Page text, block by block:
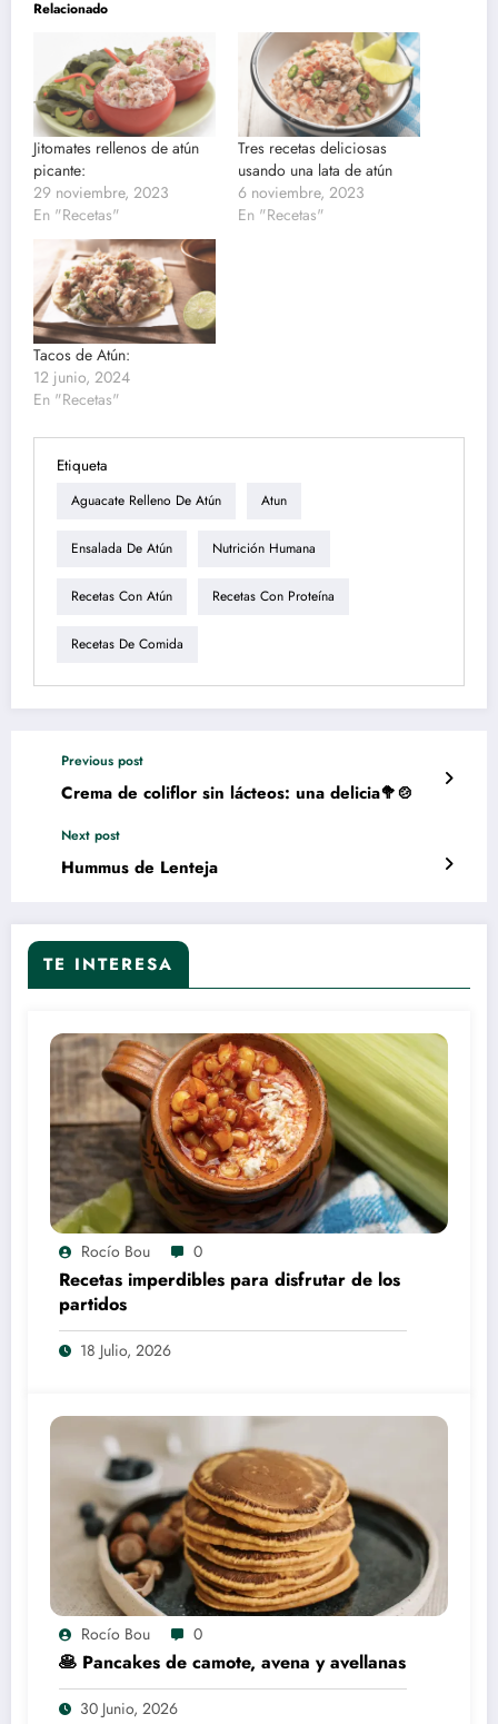
Relacionado
Jitomates rellenos de atún
picante:
29 noviembre, 2023
En "Recetas"
Tres recetas deliciosas
usando una lata de atún
6 noviembre, 2023
En "Recetas"
Tacos de Atún:
12 junio, 2024
En "Recetas"
Etiqueta
Aguacate Relleno De Atún Atun
Ensalada De Atún Nutrición Humana
Recetas Con Atún Recetas Con Proteína
Recetas De Comida
Previous post
Crema de coliflor sin lácteos: una delicia🥦🍲
Next post
Hummus de Lenteja
TE INTERESA
Rocío Bou 0
Recetas imperdibles para disfrutar de los
partidos
18 Julio, 2026
Rocío Bou 0
🥞 Pancakes de camote, avena y avellanas
30 Junio, 2026